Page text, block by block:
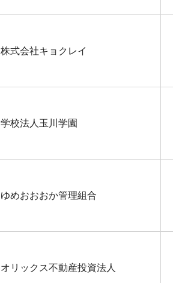
株式会社キョクレイ
学校法人玉川学園
ゆめおおおか管理組合
オリックス不動産投資法人